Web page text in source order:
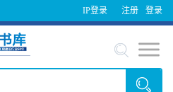
IP登录 登录
注册